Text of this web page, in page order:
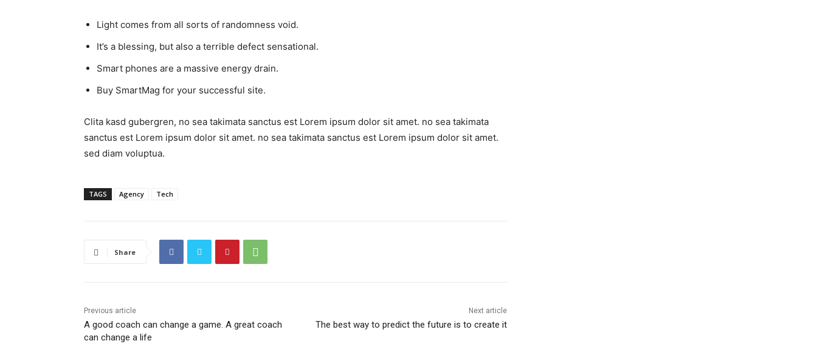
Light comes from all sorts of randomness void.
It’s a blessing, but also a terrible defect sensational.
Smart phones are a massive energy drain.
Buy SmartMag for your successful site.
Clita kasd gubergren, no sea takimata sanctus est Lorem ipsum dolor sit amet. no sea takimata
sanctus est Lorem ipsum dolor sit amet. no sea takimata sanctus est Lorem ipsum dolor sit amet.
sed diam voluptua.
TAGS Agency Tech
Share
Previous article
A good coach can change a game. A great coach
can change a life
Next article
The best way to predict the future is to create it